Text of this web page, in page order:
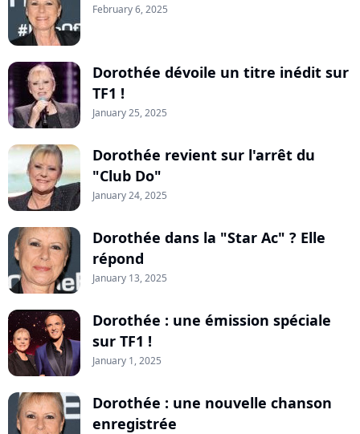
February 6, 2025
Dorothée dévoile un titre inédit sur
TF1 !
January 25, 2025
Dorothée revient sur l'arrêt du
"Club Do"
January 24, 2025
Dorothée dans la "Star Ac" ? Elle
répond
January 13, 2025
Dorothée : une émission spéciale
sur TF1 !
January 1, 2025
Dorothée : une nouvelle chanson
enregistrée